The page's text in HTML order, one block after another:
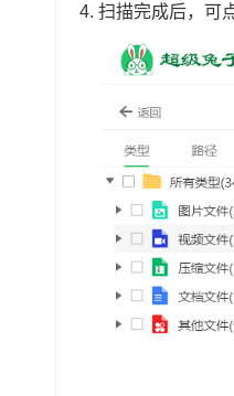
4. 扫描完成后，可